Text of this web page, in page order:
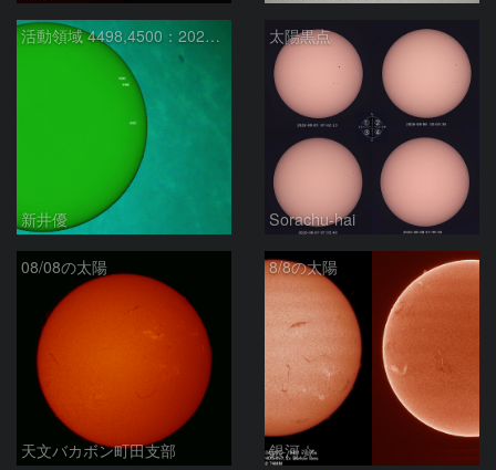
活動領域 4498,4500：2026/08/08
新井優
太陽黒点
Sorachu-hai
08/08の太陽
天文バカボン町田支部
8/8の太陽
銀河☆